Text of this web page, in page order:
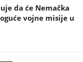
da će Nemačka
vojne misije u